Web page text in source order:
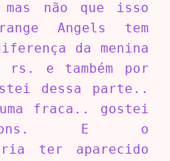
não que isso
Angels tem
da menina
rs. e também por
dessa parte..
fraca.. gostei
E o
ter aparecido